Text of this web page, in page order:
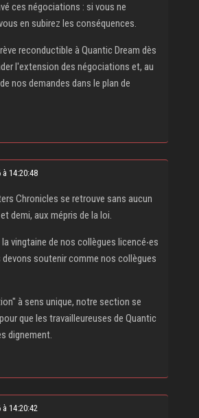
ces négociations : si vous ne
en subirez les conséquences.
reconductible à Quantic Dream dès
l'extension des négociations et, au
nos demandes dans le plan de
14:20:48
Chronicles se retrouve sans aucun
demi, aux mépris de la loi.
vingtaine de nos collègues licencé‧es
devons soutenir comme nos collègues
à sens unique, notre section se
que les travailleureuses de Quantic
dignement.
14:20:42